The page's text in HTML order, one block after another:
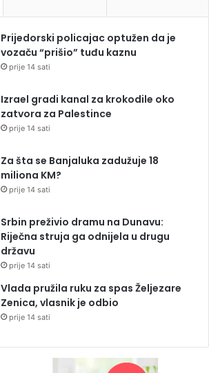
Prijedorski policajac optužen da je
vozaču “prišio” tuđu kaznu
prije 14 sati
Izrael gradi kanal za krokodile oko
zatvora za Palestince
prije 14 sati
Za šta se Banjaluka zadužuje 18
miliona KM?
prije 14 sati
Srbin preživio dramu na Dunavu:
Riječna struja ga odnijela u drugu
državu
prije 14 sati
Vlada pružila ruku za spas Željezare
Zenica, vlasnik je odbio
prije 14 sati